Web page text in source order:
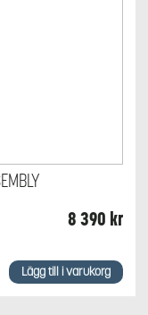
8 390 kr
Lägg till i varukorg